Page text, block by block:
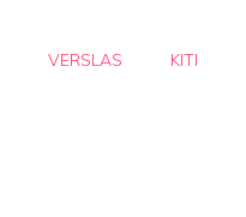
VERSLAS KITI